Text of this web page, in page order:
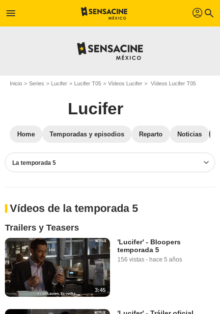
menu profil search
Inicio Series Lucifer Lucifer T05 Vídeos Lucifer Vídeos Lucifer T05
Lucifer
Home Temporadas y episodios Reparto Noticias
La temporada 5
Vídeos de la temporada 5
Trailers y Teasers
3:45
'Lucifer' - Bloopers
temporada 5
156 vistas - hace 5 años